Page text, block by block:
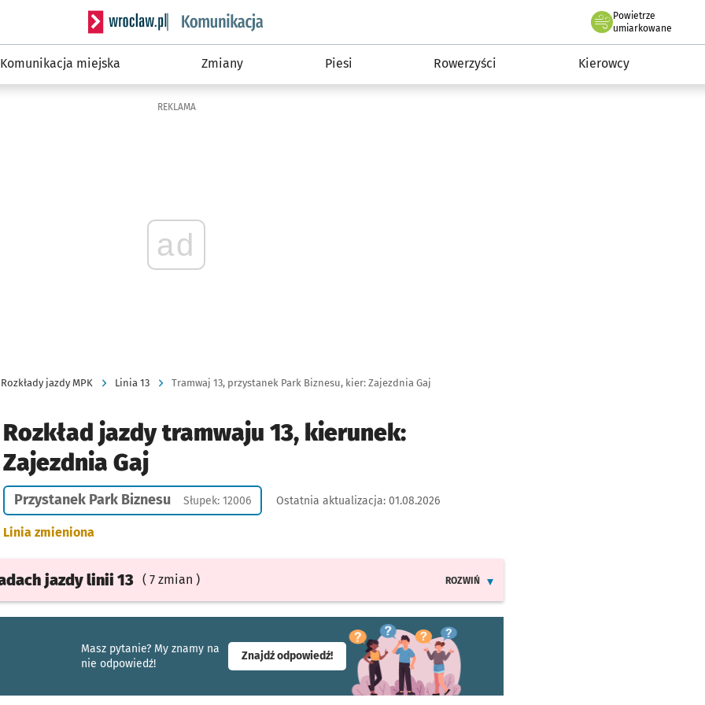
Serwis informacyjny wroclaw.pl podserwis: Komunikacja
Powietrze
we Wrocławiu
umiarkowane
Komunikacja miejska Zmiany Piesi Rowerzyści Kierowcy
REKLAMA
ad
Rozkłady jazdy MPK Linia 13 Tramwaj 13, przystanek Park Biznesu, kier: Zajezdnia Gaj
Rozkład jazdy tramwaju 13, kierunek:
Zajezdnia Gaj
Przystanek Park Biznesu Słupek: 12006 Ostatnia aktualizacja: 01.08.2026
Linia zmieniona
jazdylinii 13 ( 7 zmian )
ROZWIŃ
Masz pytanie? My znamy na
nie odpowiedź!
Znajdź odpowiedź!- otworzy się w nowej karcie